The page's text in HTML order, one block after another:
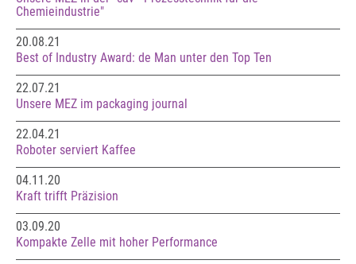
Chemieindustrie"
20.08.21
Best of Industry Award: de Man unter den Top Ten
22.07.21
Unsere MEZ im packaging journal
22.04.21
Roboter serviert Kaffee
04.11.20
Kraft trifft Präzision
03.09.20
Kompakte Zelle mit hoher Performance